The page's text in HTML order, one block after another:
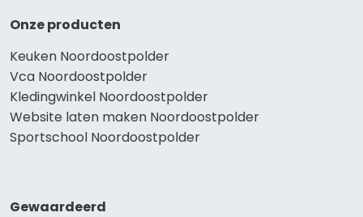
Onze producten
Keuken Noordoostpolder
Vca Noordoostpolder
Kledingwinkel Noordoostpolder
Website laten maken Noordoostpolder
Sportschool Noordoostpolder
Gewaardeerd